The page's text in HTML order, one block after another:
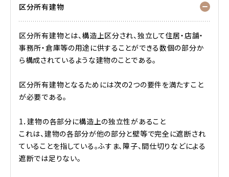
区分所有建物
区分所有建物とは、構造上区分され、独立して住居・店舗・
事務所・倉庫等の用途に供することができる数個の部分か
ら構成されているような建物のことである。
区分所有建物となるためには次の2つの要件を満たすこと
が必要である。
1．建物の各部分に構造上の独立性があること
これは、建物の各部分が他の部分と壁等で完全に遮断され
ていることを指している。ふすま、障子、間仕切りなどによる
遮断では足りない。